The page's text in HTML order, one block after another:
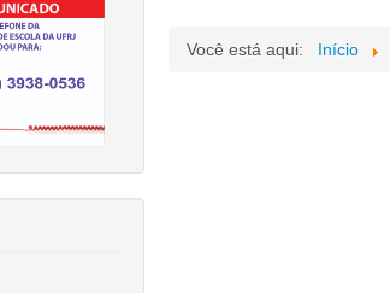
Você está aqui: Início